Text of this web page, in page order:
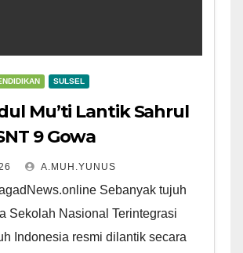
SULSEL
Mu’ti Lantik Sahrul
9 Gowa
A.MUH.YUNUS
Sebanyak tujuh
Sekolah Nasional Terintegrasi
Indonesia resmi dilantik secara